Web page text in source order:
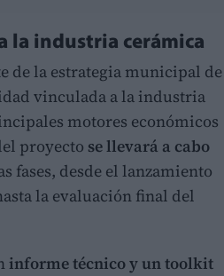
la industria cerámica
de la estrategia municipal de
vinculada a la industria
motores económicos
proyecto se llevará a cabo
fases, desde el lanzamiento
la evaluación final del
informe técnico y un toolkit